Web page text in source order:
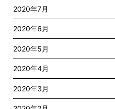
2020年7月
2020年6月
2020年5月
2020年4月
2020年3月